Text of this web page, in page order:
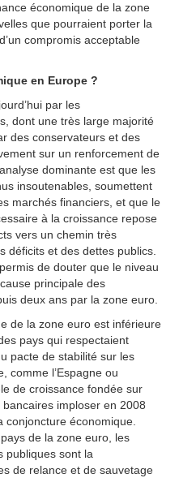
économique de la zone
que pourraient porter la
compromis acceptable
en Europe ?
par les
dont une très large majorité
des conservateurs et des
sur un renforcement de
dominante est que les
insoutenables, soumettent
marchés financiers, et que le
à la croissance repose
vers un chemin très
déficits et des dettes publics.
de douter que le niveau
principale des
deux ans par la zone euro.
de la zone euro est inférieure
pays qui respectaient
pacte de stabilité sur les
comme l’Espagne ou
de croissance fondée sur
imploser en 2008
économique.
de la zone euro, les
publiques sont la
de relance et de sauvetage